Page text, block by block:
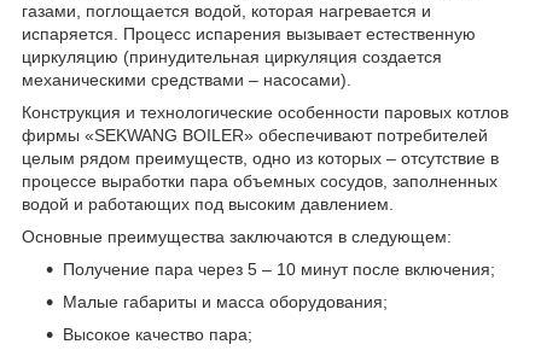
газами, поглощается водой, которая нагревается и
испаряется. Процесс испарения вызывает естественную
циркуляцию (принудительная циркуляция создается
механическими средствами – насосами).
Конструкция и технологические особенности паровых котлов
фирмы «SEKWANG BOILER» обеспечивают потребителей
целым рядом преимуществ, одно из которых – отсутствие в
процессе выработки пара объемных сосудов, заполненных
водой и работающих под высоким давлением.
Основные преимущества заключаются в следующем:
Получение пара через 5 – 10 минут после включения;
Малые габариты и масса оборудования;
Высокое качество пара;